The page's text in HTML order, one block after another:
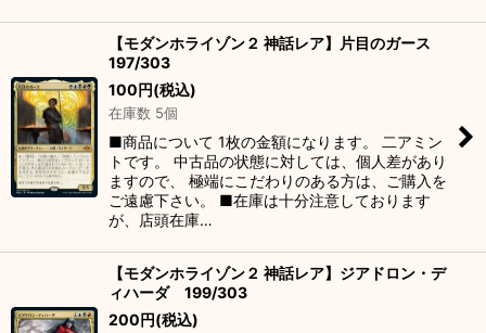
【モダンホライゾン２ 神話レア】片目のガース
197/303
100円(税込)
在庫数 5個
■商品について 1枚の金額になります。 二アミン
トです。 中古品の状態に対しては、個人差があり
ますので、 極端にこだわりのある方は、ご購入を
ご遠慮下さい。 ■在庫は十分注意しております
が、店頭在庫…
【モダンホライゾン２ 神話レア】ジアドロン・デ
ィハーダ 199/303
200円(税込)